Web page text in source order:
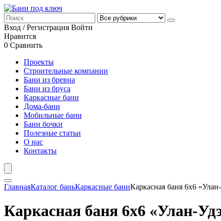
Вход / Регистрация Войти
Нравится
0 Сравнить
Проекты
Строительные компании
Бани из бревна
Бани из бруса
Каркасные бани
Дома-бани
Мобильные бани
Бани бочки
Полезные статьи
О нас
Контакты
ГлавнаяКаталог баньКаркасные баниКаркасная баня 6х6
Каркасная баня 6х6 «Улан-